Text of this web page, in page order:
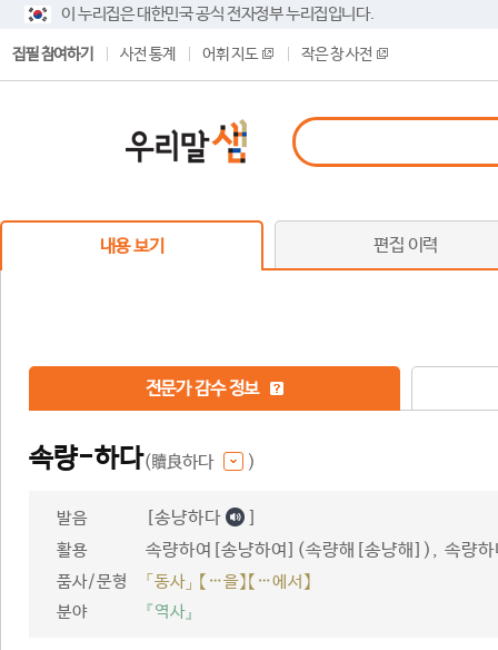
이 누리집은 대한민국 공식 전자정부 누리집입니다.
집필 참여하기 사전 통계 어휘 지도 작은 창 사전
내용 보기 편집 이력
전문가 감수 정보
속량-하다(贖良하다 )
발음 [송냥하다 ]
활용 속량하여[송냥하여](속량해[송냥해]), 속량
품사/문형
「동사」 【…을】【…에서】
분야
『역사』